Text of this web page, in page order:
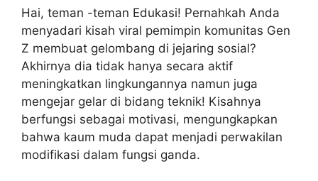
Hai, teman -teman Edukasi! Pernahkah Anda
menyadari kisah viral pemimpin komunitas Gen
Z membuat gelombang di jejaring sosial?
Akhirnya dia tidak hanya secara aktif
meningkatkan lingkungannya namun juga
mengejar gelar di bidang teknik! Kisahnya
berfungsi sebagai motivasi, mengungkapkan
bahwa kaum muda dapat menjadi perwakilan
modifikasi dalam fungsi ganda.